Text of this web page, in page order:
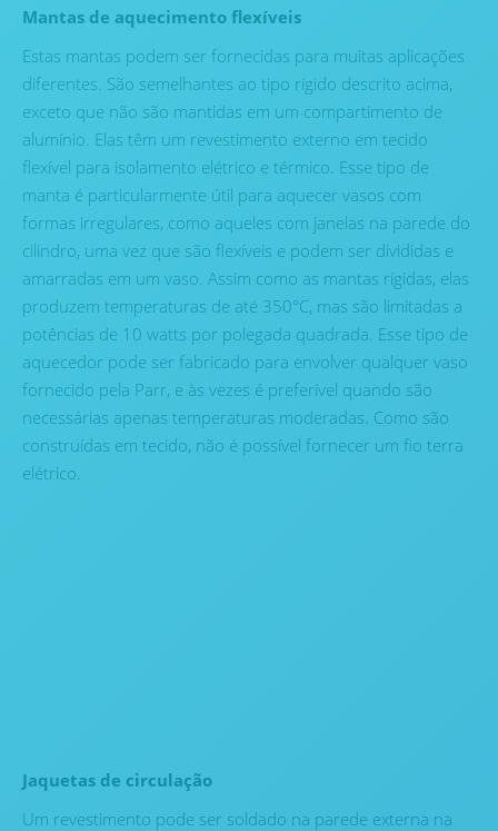
Mantas de aquecimento flexíveis
Estas mantas podem ser fornecidas para muitas aplicações
diferentes. São semelhantes ao tipo rígido descrito acima,
exceto que não são mantidas em um compartimento de
alumínio. Elas têm um revestimento externo em tecido
flexível para isolamento elétrico e térmico. Esse tipo de
manta é particularmente útil para aquecer vasos com
formas irregulares, como aqueles com janelas na parede do
cilindro, uma vez que são flexíveis e podem ser divididas e
amarradas em um vaso. Assim como as mantas rígidas, elas
produzem temperaturas de até 350°C, mas são limitadas a
potências de 10 watts por polegada quadrada. Esse tipo de
aquecedor pode ser fabricado para envolver qualquer vaso
fornecido pela Parr, e às vezes é preferível quando são
necessárias apenas temperaturas moderadas. Como são
construídas em tecido, não é possível fornecer um fio terra
elétrico.
Jaquetas de circulação
Um revestimento pode ser soldado na parede externa na